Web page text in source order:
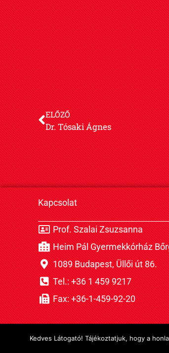
ELŐZŐ
Dr. Tósaki Ágnes
Kapcsolat
Prof. Szalai Zsuzsanna
Heim Pál Gyermekkórház
1089 Budapest, Üllői út 86.
Tel.: +36 1 459 9217
Fax: +36-1-459-92-20
Kedves Látogató! Tájékoztatjuk, hogy a